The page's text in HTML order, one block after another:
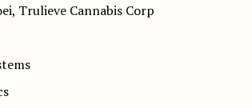
Trulieve Cannabis Corp